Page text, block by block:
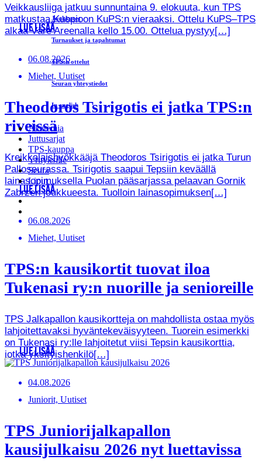
Joukkueet
Turnaukset ja tapahtumat
TPS:n ottelut
Seuran yhteystiedot
In english
Akatemia
Juttusarjat
TPS-kauppa
Yrityksille
Seura
Liput
Veikkausliiga jatkuu sunnuntaina 9. elokuuta, kun TPS
matkustaa Kuopioon KuPS:n vieraaksi. Ottelu KuPS–TPS
alkaa Väre Areenalla kello 15.00. Ottelua pystyy[…]
LUE LISÄÄ
06.08.2026
Miehet, Uutiset
Theodoros Tsirigotis ei jatka TPS:n
riveissä
Kreikkalaishyökkääjä Theodoros Tsirigotis ei jatka Turun
Palloseurassa. Tsirigotis saapui Tepsiin keväällä
lainasopimuksella Puolan pääsarjassa pelaavan Gornik
Zabrzen joukkueesta. Tuolloin lainasopimuksen[…]
LUE LISÄÄ
06.08.2026
Miehet, Uutiset
TPS:n kausikortit tuovat iloa
Tukenasi ry:n nuorille ja senioreille
TPS Jalkapallon kausikortteja on mahdollista ostaa myös
lahjoitettavaksi hyväntekeväisyyteen. Tuorein esimerkki
on Tukenasi ry:lle lahjoitetut viisi Tepsin kausikorttia,
jotka yksityishenkilö[…]
LUE LISÄÄ
04.08.2026
Juniorit, Uutiset
TPS Juniorijalkapallon
kausijulkaisu 2026 nyt luettavissa